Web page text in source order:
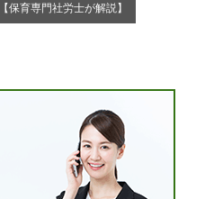
育専門社労士が解説】